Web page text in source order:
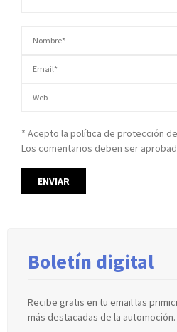
* Acepto la política de protección
Los comentarios deben ser
Boletín digital
Recibe gratis en tu email las
más destacadas de la automoción.